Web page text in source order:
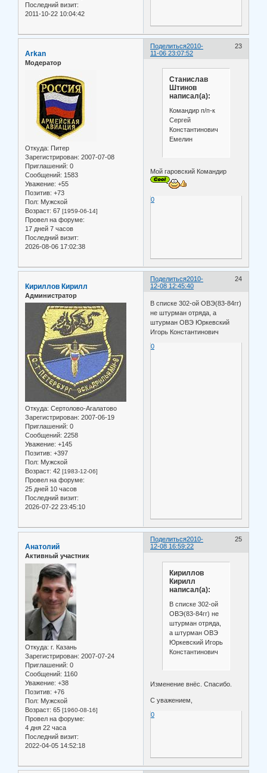
Последний визит:
2011-10-22 10:04:42
Поделиться 23
2010-
11-06 23:07:52
Arkan
Модератор
Откуда: Питер
Зарегистрирован: 2007-07-08
Приглашений: 0
Сообщений: 1583
Уважение: +55
Позитив: +73
Пол: Мужской
Возраст: 67 [1959-06-14]
Провел на форуме:
17 дней 7 часов
Последний визит:
2026-08-06 17:02:38
Станислав
Штинов
написал(а):
Командир п/п-к
Сергей
Константинович
Емелин
Мой гаровский Командир
0
Поделиться 24
2010-
12-08 12:45:40
Кириллов Кирилл
Администратор
Откуда: Сертолово-Агалатово
Зарегистрирован: 2007-06-19
Приглашений: 0
Сообщений: 2258
Уважение: +145
Позитив: +397
Пол: Мужской
Возраст: 42 [1983-12-06]
Провел на форуме:
25 дней 10 часов
Последний визит:
2026-07-22 23:45:10
В списке 302-ой ОВЭ(83-84гг)
не штурман отряда, а
штурман ОВЭ Юркевский
Игорь Константинович
0
Поделиться 25
2010-
12-08 16:59:22
Анатолий
Активный участник
Откуда: г. Казань
Зарегистрирован: 2007-07-24
Приглашений: 0
Сообщений: 1160
Уважение: +38
Позитив: +76
Пол: Мужской
Возраст: 65 [1960-08-16]
Провел на форуме:
4 дня 22 часа
Последний визит:
2022-04-05 14:52:18
Кириллов
Кирилл
написал(а):
В списке 302-ой
ОВЭ(83-84гг) не
штурман отряда,
а штурман ОВЭ
Юркевский Игорь
Константинович
Изменение внёс. Спасибо.
С уважением,
0